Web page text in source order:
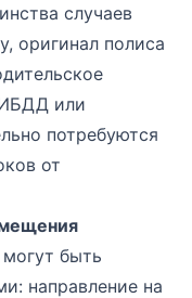
случаев
оригинал полиса
или
потребуются
от
быть
направление на